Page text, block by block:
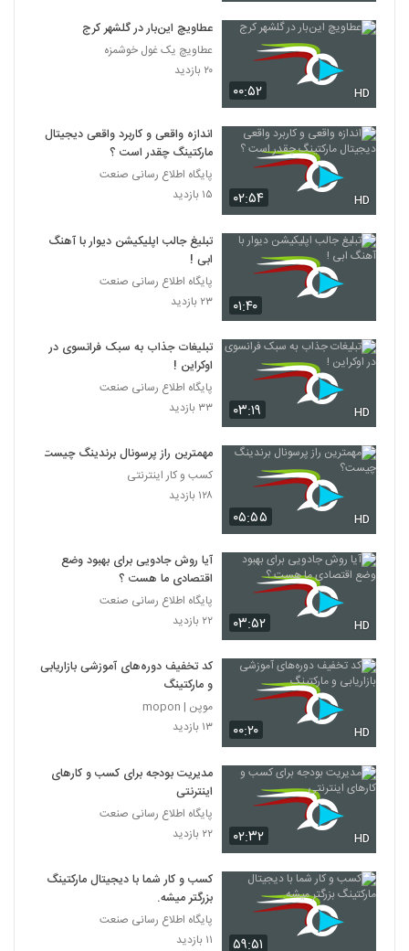
۰۰:۵۲ HD
عطاویچ این‌بار در گلشهر کرج
عطاویچ یک غول خوشمزه
۲۰ بازدید
۰۲:۵۴ HD
اندازه واقعی و کاربرد واقعی دیجیتال
مارکتینگ چقدر است ؟
پایگاه اطلاع رسانی صنعت
۱۵ بازدید
۰۱:۴۰
تبلیغ جالب اپلیکیشن دیوار با آهنگ
ابی !
پایگاه اطلاع رسانی صنعت
۲۳ بازدید
۰۳:۱۹ HD
تبلیغات جذاب به سبک فرانسوی در
اوکراین !
پایگاه اطلاع رسانی صنعت
۳۳ بازدید
۰۵:۵۵ HD
مهمترین راز پرسونال برندینگ چیست؟
کسب و کار اینترنتی
۱۲۸ بازدید
۰۳:۵۲ HD
آیا روش جادویی برای بهبود وضع
اقتصادی ما هست ؟
پایگاه اطلاع رسانی صنعت
۲۲ بازدید
۰۰:۲۰ HD
کد تخفیف دوره‌های آموزشی بازاریابی
و مارکتینگ
موپن | mopon
۱۳ بازدید
۰۲:۳۲ HD
مدیریت بودجه برای کسب و کارهای
اینترنتی
پایگاه اطلاع رسانی صنعت
۲۲ بازدید
۵۹:۵۱
کسب و کار شما با دیجیتال مارکتینگ
بزرگتر میشه.
پایگاه اطلاع رسانی صنعت
۱۱ بازدید